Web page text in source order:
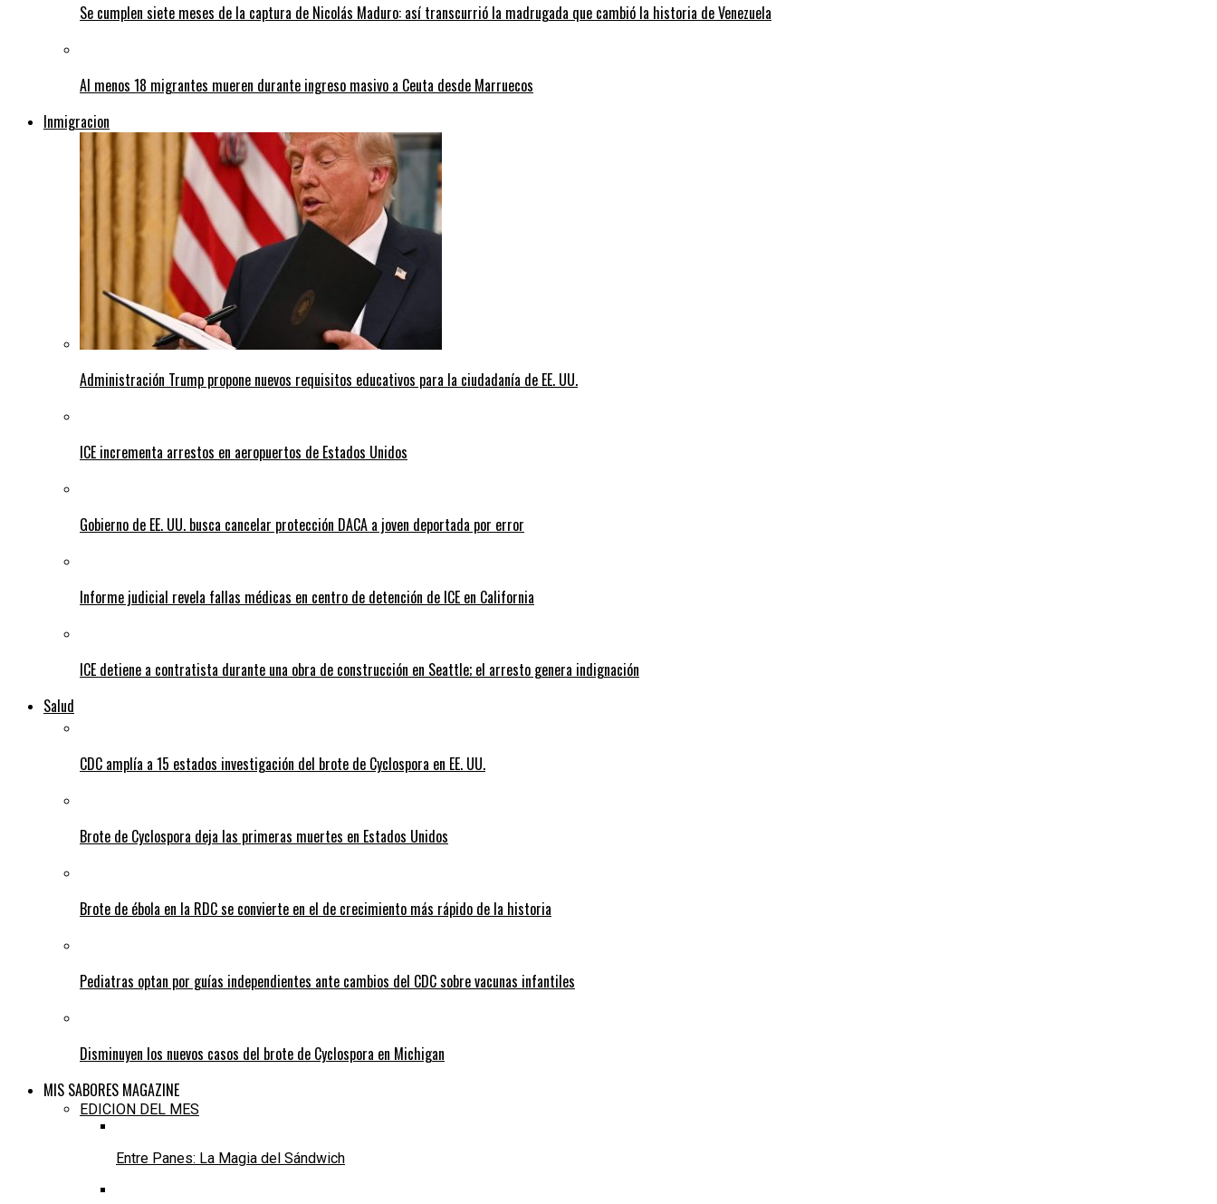
Se cumplen siete meses de la captura de Nicolás Maduro: así transcurrió la madrugada que cambió la historia de Venezuela
Al menos 18 migrantes mueren durante ingreso masivo a Ceuta desde Marruecos
Inmigracion
Administración Trump propone nuevos requisitos educativos para la ciudadanía de EE. UU.
ICE incrementa arrestos en aeropuertos de Estados Unidos
Gobierno de EE. UU. busca cancelar protección DACA a joven deportada por error
Informe judicial revela fallas médicas en centro de detención de ICE en California
ICE detiene a contratista durante una obra de construcción en Seattle; el arresto genera indignación
Salud
CDC amplía a 15 estados investigación del brote de Cyclospora en EE. UU.
Brote de Cyclospora deja las primeras muertes en Estados Unidos
Brote de ébola en la RDC se convierte en el de crecimiento más rápido de la historia
Pediatras optan por guías independientes ante cambios del CDC sobre vacunas infantiles
Disminuyen los nuevos casos del brote de Cyclospora en Michigan
MIS SABORES MAGAZINE
EDICION DEL MES
Entre Panes: La Magia del Sándwich